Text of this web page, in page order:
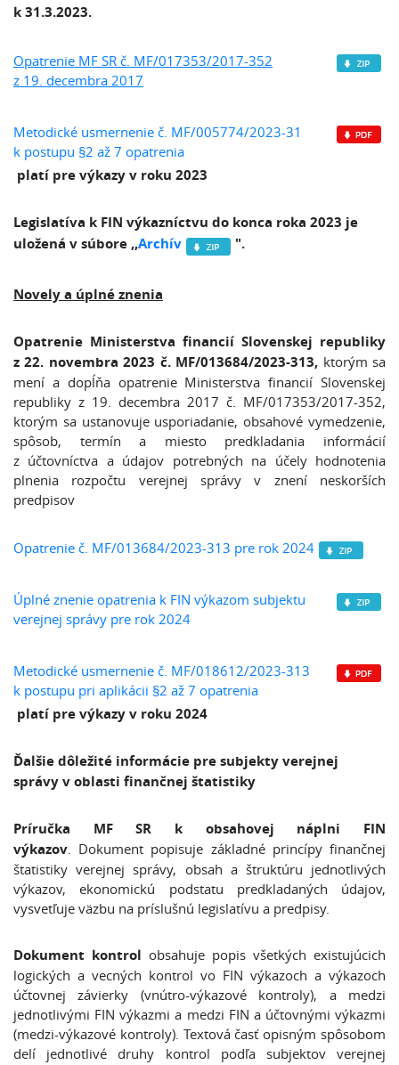
k 31.3.2023.
Opatrenie MF SR č. MF/017353/2017-352
z 19. decembra 2017
Metodické usmernenie č. MF/005774/2023-31
k postupu §2 až 7 opatrenia
platí pre výkazy v roku 2023
Legislatíva k FIN výkazníctvu do konca roka 2023 je
uložená v súbore ,,Archív ".
Novely a úplné znenia
Opatrenie Ministerstva financií Slovenskej republiky
z 22. novembra 2023 č. MF/013684/2023-313, ktorým sa
mení a dopĺňa opatrenie Ministerstva financií Slovenskej
republiky z 19. decembra 2017 č. MF/017353/2017-352,
ktorým sa ustanovuje usporiadanie, obsahové vymedzenie,
spôsob, termín a miesto predkladania informácií
z účtovníctva a údajov potrebných na účely hodnotenia
plnenia rozpočtu verejnej správy v znení neskorších
predpisov
Opatrenie č. MF/013684/2023-313 pre rok 2024
Úplné znenie opatrenia k FIN výkazom subjektu
verejnej správy pre rok 2024
Metodické usmernenie č. MF/018612/2023-313
k postupu pri aplikácii §2 až 7 opatrenia
platí pre výkazy v roku 2024
Ďalšie dôležité informácie pre subjekty verejnej
správy v oblasti finančnej štatistiky
Príručka MF SR k obsahovej náplni FIN
výkazov. Dokument popisuje základné princípy finančnej
štatistiky verejnej správy, obsah a štruktúru jednotlivých
výkazov, ekonomickú podstatu predkladaných údajov,
vysvetľuje väzbu na príslušnú legislatívu a predpisy.
Dokument kontrol obsahuje popis všetkých existujúcich
logických a vecných kontrol vo FIN výkazoch a výkazoch
účtovnej závierky (vnútro-výkazové kontroly), a medzi
jednotlivými FIN výkazmi a medzi FIN a účtovnými výkazmi
(medzi-výkazové kontroly). Textová časť opisným spôsobom
delí jednotlivé druhy kontrol podľa subjektov verejnej